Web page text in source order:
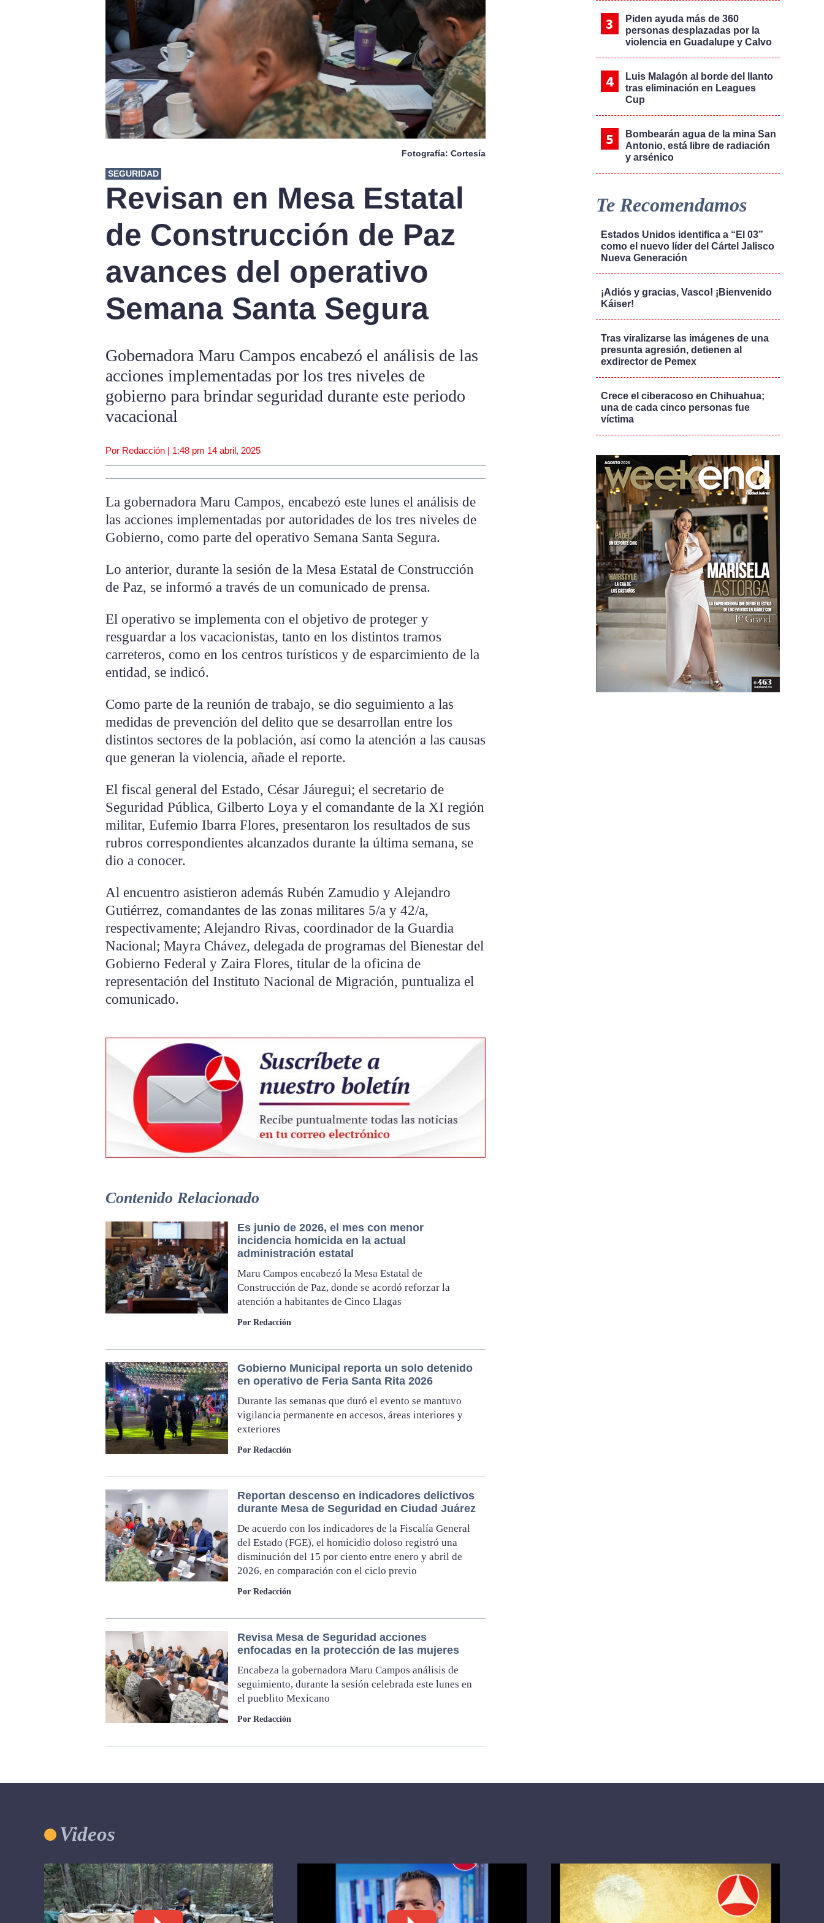
Fotografía: Cortesía
SEGURIDAD
Revisan en Mesa Estatal
de Construcción de Paz
avances del operativo
Semana Santa Segura
Gobernadora Maru Campos encabezó el análisis de las
acciones implementadas por los tres niveles de
gobierno para brindar seguridad durante este periodo
vacacional
Por Redacción | 1:48 pm 14 abril, 2025
La gobernadora Maru Campos, encabezó este lunes el análisis de
las acciones implementadas por autoridades de los tres niveles de
Gobierno, como parte del operativo Semana Santa Segura.
Lo anterior, durante la sesión de la Mesa Estatal de Construcción
de Paz, se informó a través de un comunicado de prensa.
El operativo se implementa con el objetivo de proteger y
resguardar a los vacacionistas, tanto en los distintos tramos
carreteros, como en los centros turísticos y de esparcimiento de la
entidad, se indicó.
Como parte de la reunión de trabajo, se dio seguimiento a las
medidas de prevención del delito que se desarrollan entre los
distintos sectores de la población, así como la atención a las causas
que generan la violencia, añade el reporte.
El fiscal general del Estado, César Jáuregui; el secretario de
Seguridad Pública, Gilberto Loya y el comandante de la XI región
militar, Eufemio Ibarra Flores, presentaron los resultados de sus
rubros correspondientes alcanzados durante la última semana, se
dio a conocer.
Al encuentro asistieron además Rubén Zamudio y Alejandro
Gutiérrez, comandantes de las zonas militares 5/a y 42/a,
respectivamente; Alejandro Rivas, coordinador de la Guardia
Nacional; Mayra Chávez, delegada de programas del Bienestar del
Gobierno Federal y Zaira Flores, titular de la oficina de
representación del Instituto Nacional de Migración, puntualiza el
comunicado.
Contenido Relacionado
Es junio de 2026, el mes con menor
incidencia homicida en la actual
administración estatal
Maru Campos encabezó la Mesa Estatal de
Construcción de Paz, donde se acordó reforzar la
atención a habitantes de Cinco Llagas
Por Redacción
Gobierno Municipal reporta un solo detenido
en operativo de Feria Santa Rita 2026
Durante las semanas que duró el evento se mantuvo
vigilancia permanente en accesos, áreas interiores y
exteriores
Por Redacción
Reportan descenso en indicadores delictivos
durante Mesa de Seguridad en Ciudad Juárez
De acuerdo con los indicadores de la Fiscalía General
del Estado (FGE), el homicidio doloso registró una
disminución del 15 por ciento entre enero y abril de
2026, en comparación con el ciclo previo
Por Redacción
Revisa Mesa de Seguridad acciones
enfocadas en la protección de las mujeres
Encabeza la gobernadora Maru Campos análisis de
seguimiento, durante la sesión celebrada este lunes en
el pueblito Mexicano
Por Redacción
Piden ayuda más de 360
personas desplazadas por la
violencia en Guadalupe y Calvo
Luis Malagón al borde del llanto
tras eliminación en Leagues
Cup
Bombearán agua de la mina San
Antonio, está libre de radiación
y arsénico
Te Recomendamos
Estados Unidos identifica a “El 03”
como el nuevo líder del Cártel Jalisco
Nueva Generación
¡Adiós y gracias, Vasco! ¡Bienvenido
Káiser!
Tras viralizarse las imágenes de una
presunta agresión, detienen al
exdirector de Pemex
Crece el ciberacoso en Chihuahua;
una de cada cinco personas fue
víctima
Videos